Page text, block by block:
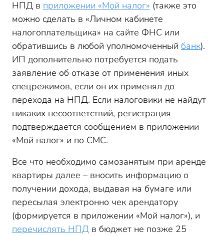
НПД в приложении «Мой налог» (также это
можно сделать в «Личном кабинете
налогоплательщика» на сайте ФНС или
обратившись в любой уполномоченный банк).
ИП дополнительно потребуется подать
заявление об отказе от применения иных
спецрежимов, если он их применял до
перехода на НПД. Если налоговики не найдут
никаких несоответствий, регистрация
подтверждается сообщением в приложении
«Мой налог» и по СМС.
Все что необходимо самозанятым при аренде
квартиры далее – вносить информацию о
получении дохода, выдавая на бумаге или
пересылая электронно чек арендатору
(формируется в приложении «Мой налог»), и
перечислять НПД в бюджет не позже 25